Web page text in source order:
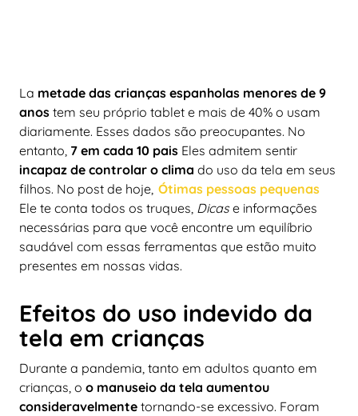
La metade das crianças espanholas menores de 9
anos tem seu próprio tablet e mais de 40% o usam
diariamente. Esses dados são preocupantes. No
entanto, 7 em cada 10 pais Eles admitem sentir
incapaz de controlar o clima do uso da tela em seus
filhos. No post de hoje, Ótimas pessoas pequenas
Ele te conta todos os truques, Dicase informações
necessárias para que você encontre um equilíbrio
saudável com essas ferramentas que estão muito
presentes em nossas vidas.
Efeitos do uso indevido da
tela em crianças
Durante a pandemia, tanto em adultos quanto em
crianças, o o manuseio da tela aumentou
consideravelmente tornando-se excessivo. Foram